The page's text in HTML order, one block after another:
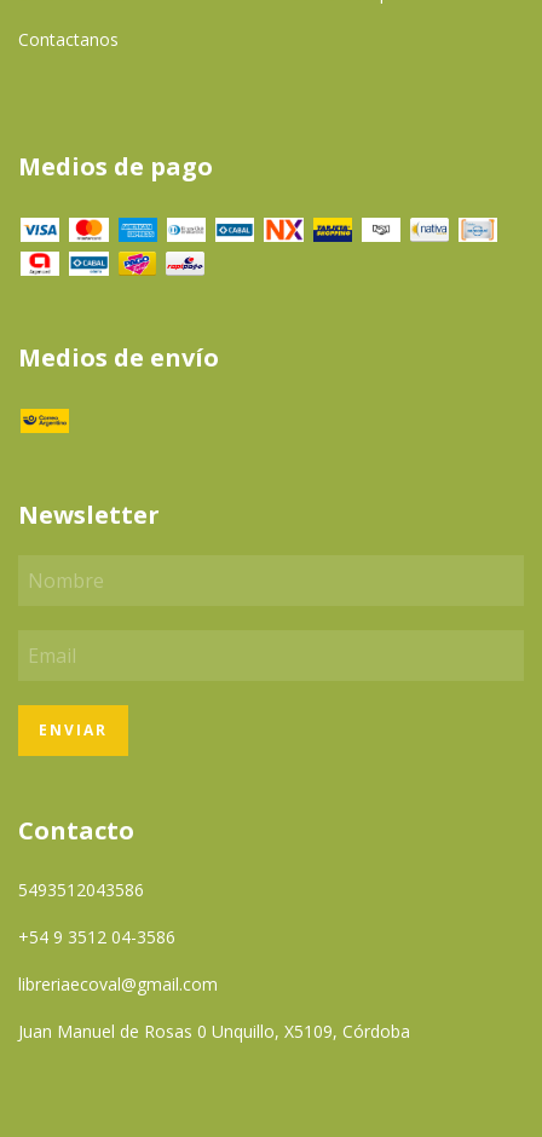
Contactanos
Medios de pago
Medios de envío
Newsletter
Contacto
5493512043586
+54 9 3512 04-3586
libreriaecoval@gmail.com
Juan Manuel de Rosas 0 Unquillo, X5109, Córdoba